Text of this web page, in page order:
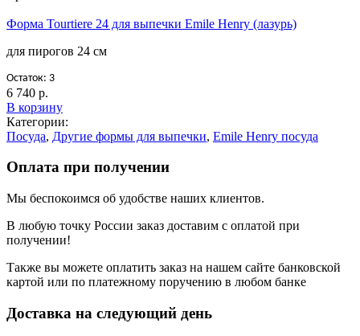
Форма Tourtiere 24 для выпечки Emile Henry (лазурь)
для пирогов 24 см
Остаток: 3
6 740 р.
В корзину
Категории:
Посуда, Другие формы для выпечки, Emile Henry посуда
Оплата при получении
Мы беспокоимся об удобстве наших клиентов.
В любую точку России заказ доставим с оплатой при
получении!
Также вы можете оплатить заказ на нашем сайте банковской
картой или по платежному поручению в любом банке
Доставка на следующий день